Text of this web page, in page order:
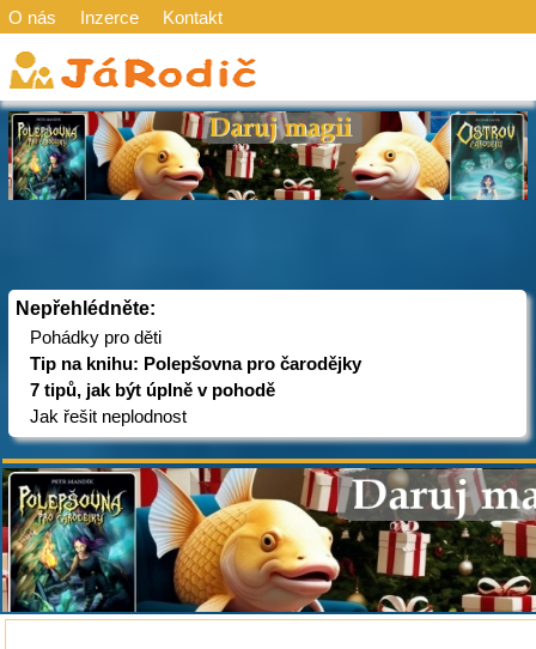
O nás Inzerce Kontakt
Nepřehlédněte:
Pohádky pro děti
Tip na knihu: Polepšovna pro čarodějky
7 tipů, jak být úplně v pohodě
Jak řešit neplodnost